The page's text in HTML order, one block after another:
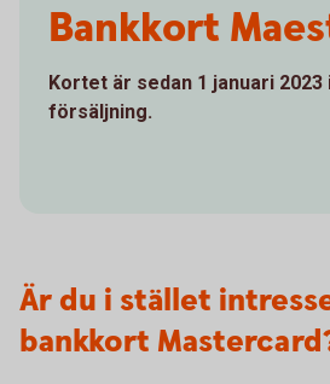
Bankkort
Kortet är sedan 1 januari
försäljning.
Är du i stället
bankkort